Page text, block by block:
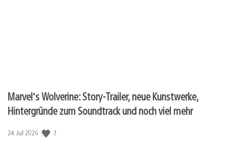
Marvel‘s Wolverine: Story-Trailer, neue Kunstwerke,
Hintergründe zum Soundtrack und noch viel mehr
Veröffentlichungsdatum:
24. Jul 2026 7